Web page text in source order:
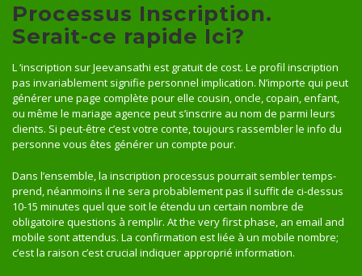
Processus Inscription.
Serait-ce rapide Ici?
L ‘inscription sur Jeevansathi est gratuit de cost. Le profil inscription
pas invariablement signifie personnel implication. N’importe qui peut
générer une page complète pour elle cousin, oncle, copain, enfant,
ou même le mariage agence peut s’inscrire au nom de parmi leurs
clients. Si peut-être c’est votre conte, toujours rassembler le info du
personne vous êtes générer un compte pour.
Dans l’ensemble, la inscription processus pourrait sembler temps-
prend, néanmoins il ne sera probablement pas il suffit de ci-dessus
10-15 minutes quel que soit le étendu un certain nombre de
obligatoire questions à remplir. At the very first phase, an email and
mobile sont attendus. La confirmation est liée à un mobile nombre;
c’est la raison c’est crucial indiquer approprié information.